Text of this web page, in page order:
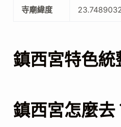
寺廟緯度
鎮西宮特色統
鎮西宮怎麼去